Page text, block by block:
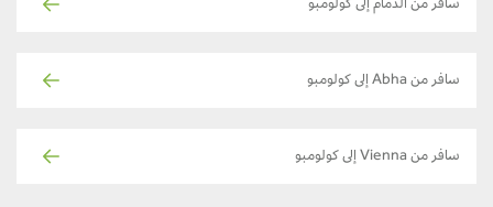
سافر من الدمام إلى كولومبو
سافر من Abha إلى كولومبو
سافر من Vienna إلى كولومبو